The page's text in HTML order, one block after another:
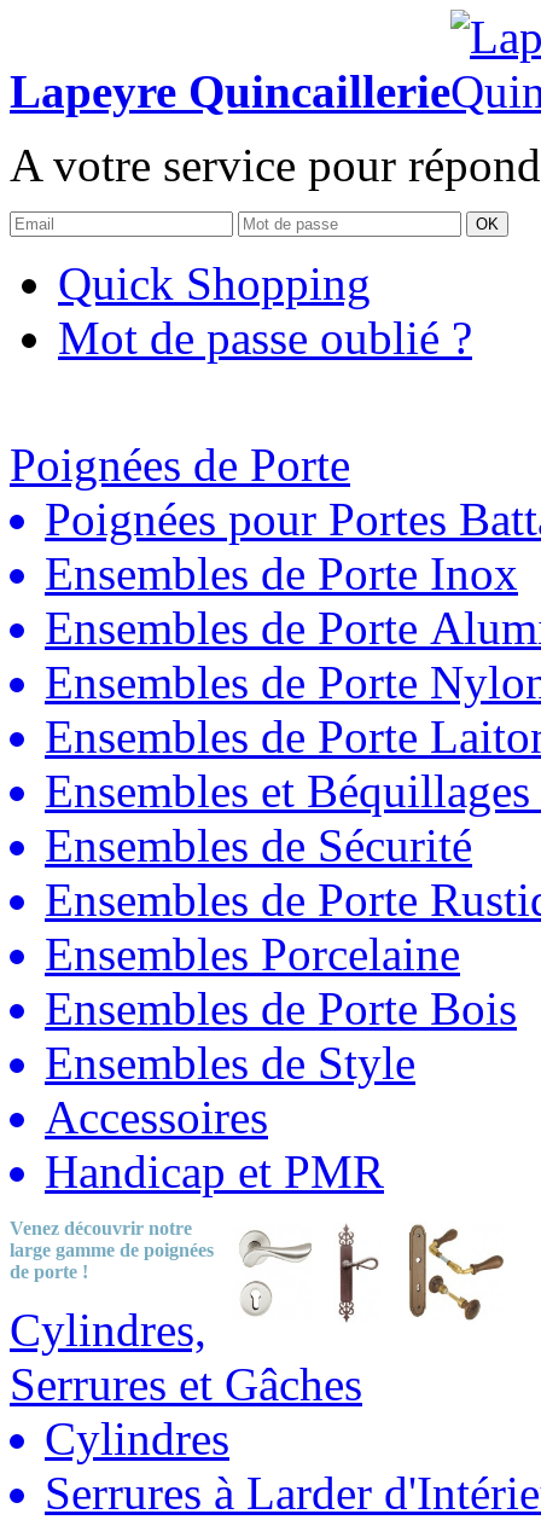
Lapeyre Quincaillerie
A votre service pour
OK
Quick Shopping
Mot de passe oublié ?
Poignées de Porte
Poignées pour Portes
Ensembles de Porte Inox
Ensembles de Porte
Ensembles de Porte
Ensembles de Porte
Ensembles et
Ensembles de Sécurité
Ensembles de Porte
Ensembles Porcelaine
Ensembles de Porte Bois
Ensembles de Style
Accessoires
Handicap et PMR
Venez découvrir notre
large gamme de poignées
de porte !
Cylindres,
Serrures et Gâches
Cylindres
Serrures à Larder